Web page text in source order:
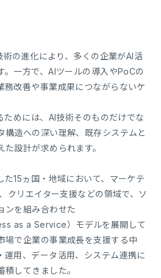
の進化により、多くの企業がAI活
。一方で、AIツールの導入やPoCの
務改善や事業成果につながらないケ
ためには、AI技術そのものだけでな
構造への深い理解、既存システムと
設計が求められます。
た15ヵ国・地域において、マーケテ
クリエイター支援などの領域で、ソ
ンを組み合わせた
as a Service）モデルを展開して
場で企業の事業成長を支援する中
運用、データ活用、システム連携に
してきました。